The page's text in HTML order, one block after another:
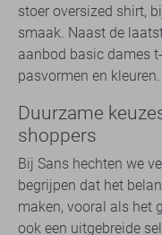
stoer oversized shirt,
smaak. Naast de
aanbod basic dames
pasvormen en kleuren.
Duurzame
shoppers
Bij Sans hechten we
begrijpen dat het
maken, vooral als het
ook een uitgebreide